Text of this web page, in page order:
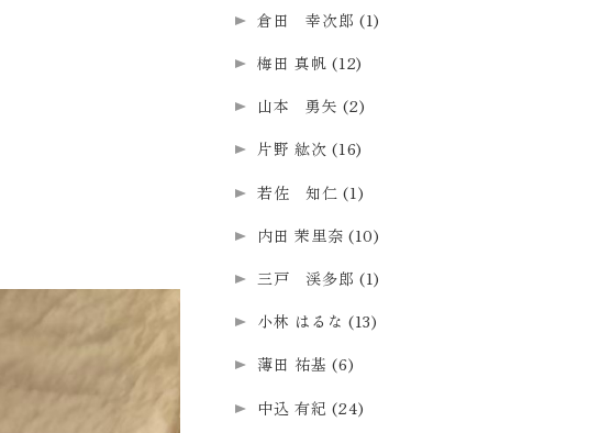
倉田 幸次郎 (1)
梅田 真帆 (12)
山本 勇矢 (2)
片野 紘次 (16)
若佐 知仁 (1)
内田 茉里奈 (10)
三戸 渓多郎 (1)
小林 はるな (13)
薄田 祐基 (6)
中込 有紀 (24)